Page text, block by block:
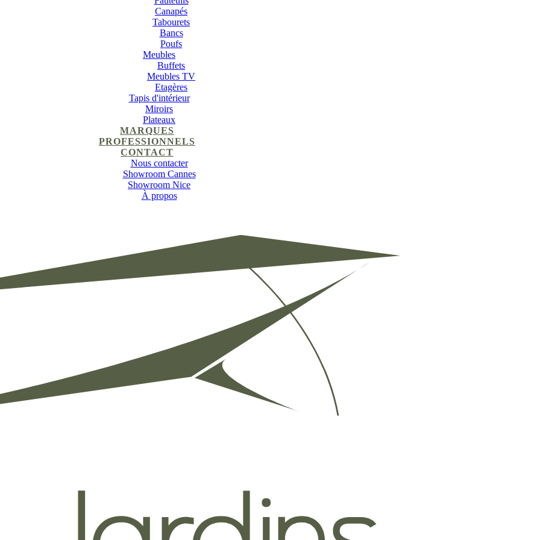
Canapés
Tabourets
Bancs
Poufs
Meubles
Buffets
Meubles TV
Etagères
Tapis d'intérieur
Miroirs
Plateaux
MARQUES
PROFESSIONNELS
CONTACT
Nous contacter
Showroom Cannes
Showroom Nice
À propos